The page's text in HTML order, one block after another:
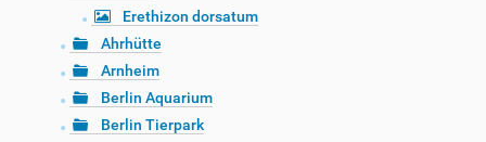
Erethizon dorsatum
Ahrhütte
Arnheim
Berlin Aquarium
Berlin Tierpark